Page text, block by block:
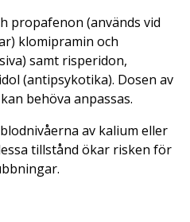
propafenon (används vid
klomipramin och
samt risperidon,
(antipsykotika). Dosen av
behöva anpassas.
av kalium eller
tillstånd ökar risken för